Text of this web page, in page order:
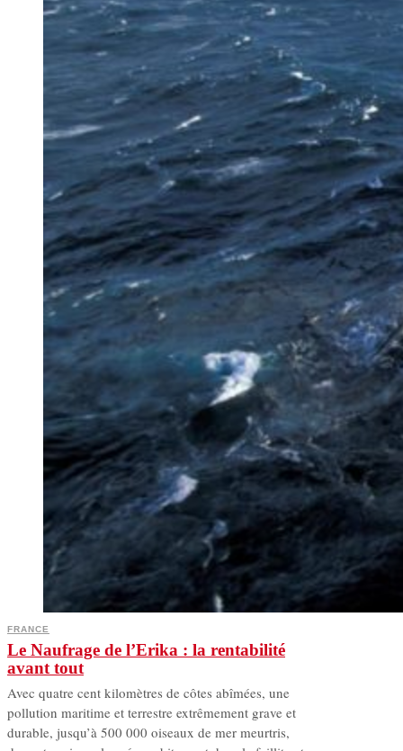
FRANCE
Le Naufrage de l’Erika : la rentabilité
avant tout
Avec quatre cent kilomètres de côtes abîmées, une
pollution maritime et terrestre extrêmement grave et
durable, jusqu’à 500 000 oiseaux de mer meurtris,